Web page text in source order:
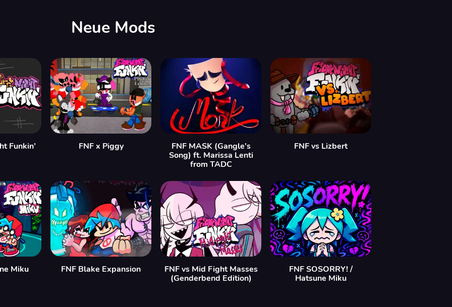
Neue Mods
Funkin’ FNF x Piggy
FNF MASK (Gangle’s
Song) ft. Marissa Lenti
from TADC
FNF vs Lizbert
Miku FNF Blake Expansion
FNF vs Mid Fight Masses
(Genderbend Edition)
FNF SOSORRY! /
Hatsune Miku